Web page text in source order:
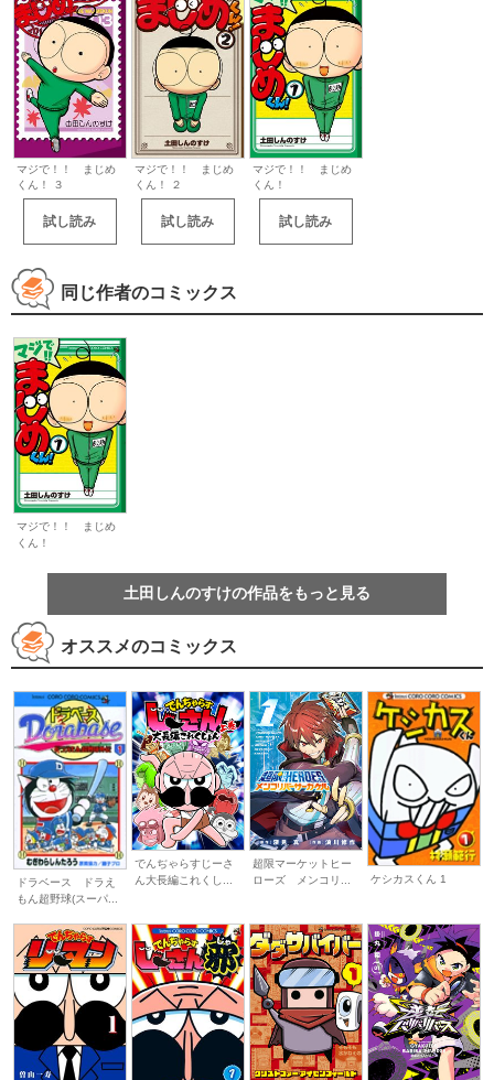
マジで！！ まじめ
くん！ ３
試し読み
マジで！！ まじめ
くん！ ２
試し読み
マジで！！ まじめ
くん！
試し読み
同じ作者のコミックス
マジで！！ まじめ
くん！
土田しんのすけの作品をもっと見る
オススメのコミックス
ドラベース ドラえ
もん超野球(スーパ...
でんぢゃらすじーさ
ん大長編これくし...
超限マーケットヒー
ローズ メンコリ...
ケシカスくん 1